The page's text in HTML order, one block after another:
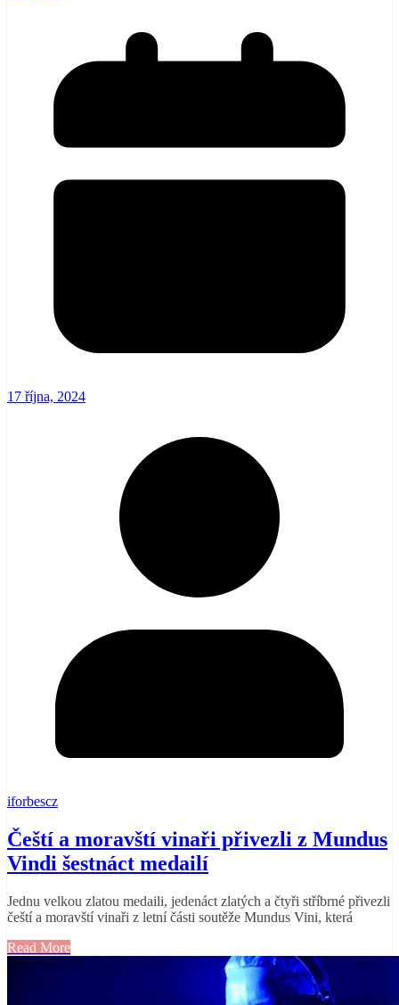
17 října, 2024
iforbescz
Čeští a moravští vinaři přivezli z Mundus
Vindi šestnáct medailí
Jednu velkou zlatou medaili, jedenáct zlatých a čtyři stříbrné přivezli
čeští a moravští vinaři z letní části soutěže Mundus Vini, která
Read More